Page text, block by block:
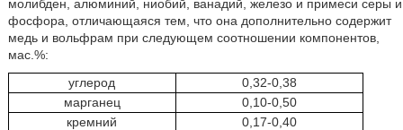
молибден, алюминий, ниобий, ванадий, железо и примеси серы и
фосфора, отличающаяся тем, что она дополнительно содержит
медь и вольфрам при следующем соотношении компонентов,
мас.%:
углерод
0,32-0,38
марганец
0,10-0,50
кремний
0,17-0,40